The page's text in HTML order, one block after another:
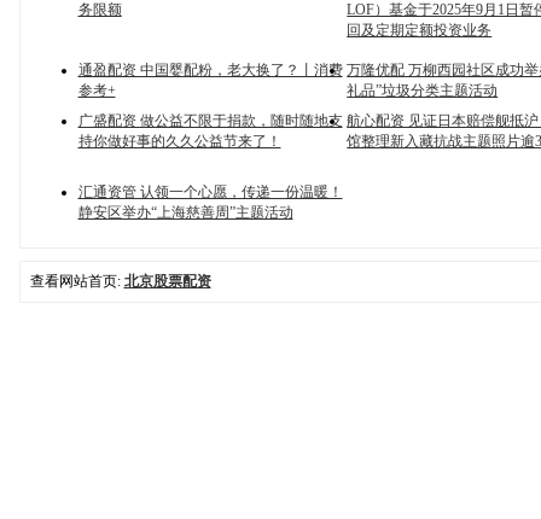
务限额
LOF）基金于2025年9月1日暂
回及定期定额投资业务
通盈配资 中国婴配粉，老大换了？丨消费
参考+
万隆优配 万柳西园社区成功
礼品”垃圾分类主题活动
广盛配资 做公益不限于捐款，随时随地支
持你做好事的久久公益节来了！
航心配资 见证日本赔偿舰抵
馆整理新入藏抗战主题照片逾
汇通资管 认领一个心愿，传递一份温暖！
静安区举办“上海慈善周”主题活动
查看网站首页: 北京股票配资